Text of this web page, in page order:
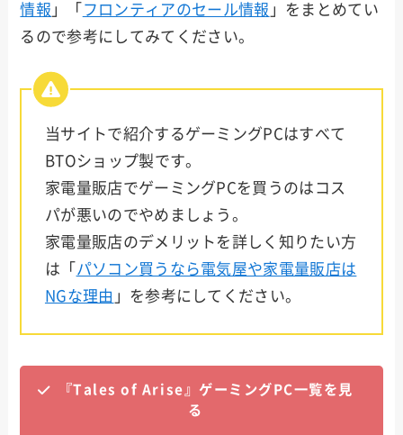
SEVE
N
STOR
M
ark
情報 」「 フロンティアのセール情報 」をまとめてい
るので参考にしてみてください。
当サイトで紹介するゲーミングPCはすべて
BTOショップ製です。
家電量販店でゲーミングPCを買うのはコス
パが悪いのでやめましょう。
家電量販店のデメリットを詳しく知りたい方
は「 パソコン買うなら電気屋や家電量販店は
NGな理由 」を参考にしてください。
『Tales of Arise』ゲーミングPC一覧を見
る